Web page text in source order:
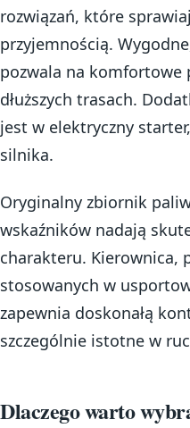
rozwiązań, które
przyjemnością.
pozwala na komfortowe
dłuższych trasach.
jest w elektryczny
silnika.
Oryginalny zbiornik
wskaźników nadają
charakteru. Kierownica,
stosowanych w
zapewnia doskonałą
szczególnie istotne w
Dlaczego warto